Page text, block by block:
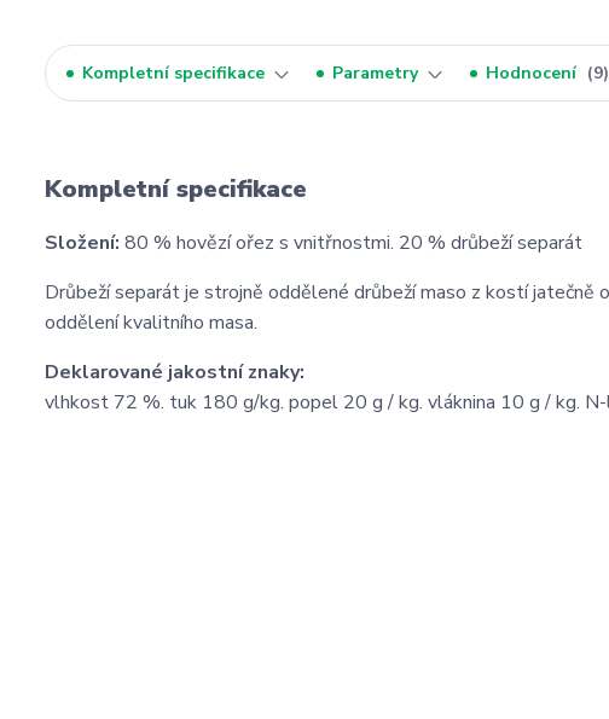
Kompletní specifikace Parametry Hodnocení 9
Kompletní specifikace
Složení: 80 % hovězí ořez s vnitřnostmi. 20 % drůbeží separát
Drůbeží separát je strojně oddělené drůbeží maso z kostí jatečně
oddělení kvalitního masa.
Deklarované jakostní znaky:
vlhkost 72 %. tuk 180 g/kg. popel 20 g / kg. vláknina 10 g / kg.